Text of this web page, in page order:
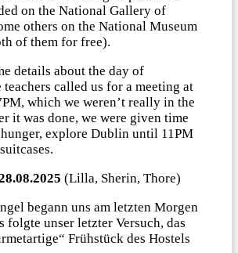
on the National Gallery of
others on the National Museum
of them for free).
details about the day of
teachers called us for a meeting at
which we weren’t really in the
it was done, we were given time
explore Dublin until 11PM
(Lilla, Sherin, Thore)
begann uns am letzten Morgen
folgte unser letzter Versuch, das
Frühstück des Hostels